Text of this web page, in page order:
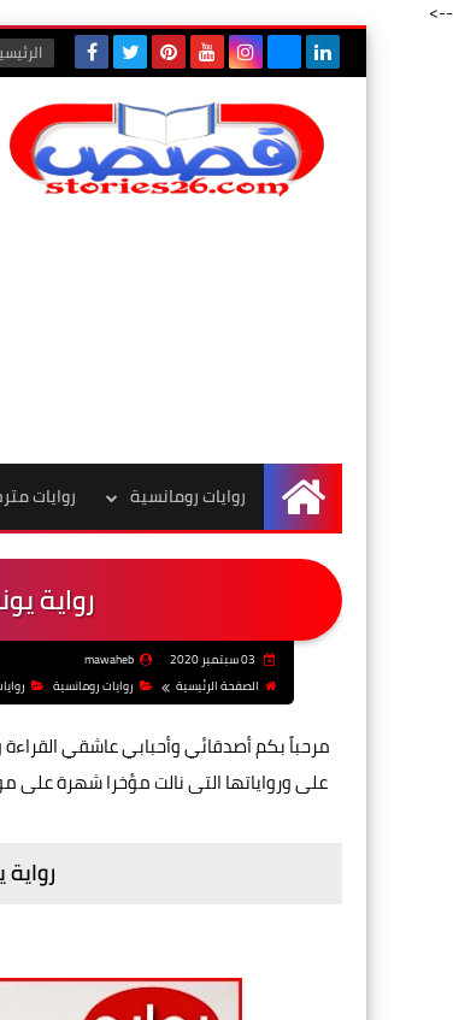
-->
الرئيسية
روايات رومانسية روايات
رواية
mawaheb
الصفحة الرئيسية
روايات رومانسية
مرحباً بكم أصدقائي وأحبابي عاشقي القراءة
على ورواياتها التى نالت مؤخرا شهرة